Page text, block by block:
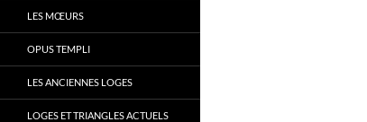
LES MŒURS
OPUS TEMPLI
LES ANCIENNES LOGES
LOGES ET TRIANGLES ACTUELS